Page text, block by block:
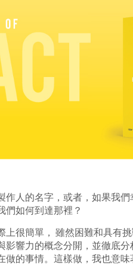
人的名字，或者，如果我
們如何到達那裡？
很簡單， 雖然困難和具有
響力的概念分開，並徹底
的事情。這樣做，我也意味